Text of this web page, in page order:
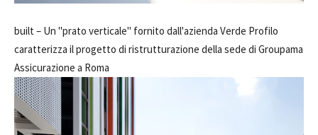
built – Un "prato verticale" fornito dall'azienda Verde Profilo
caratterizza il progetto di ristrutturazione della sede di Groupama
Assicurazione a Roma